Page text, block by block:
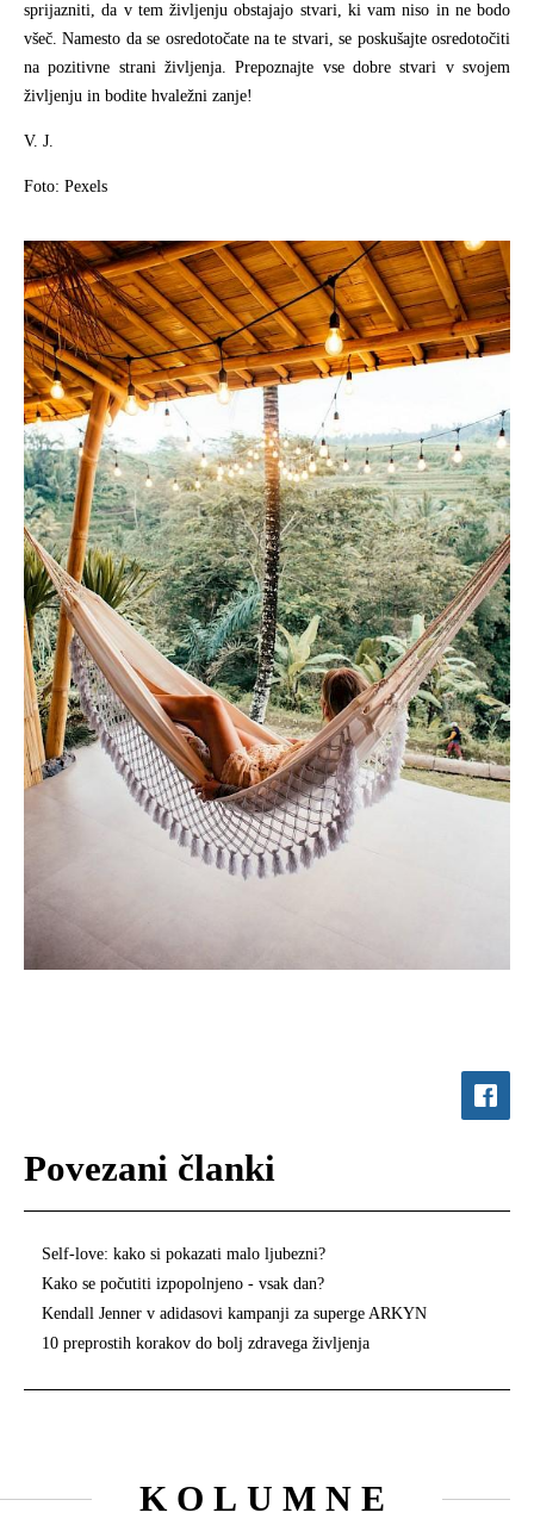
sprijazniti, da v tem življenju obstajajo stvari, ki vam niso in ne bodo
všeč. Namesto da se osredotočate na te stvari, se poskušajte osredotočiti
na pozitivne strani življenja. Prepoznajte vse dobre stvari v svojem
življenju in bodite hvaležni zanje!
V. J.
Foto: Pexels
Povezani članki
Self-love: kako si pokazati malo ljubezni?
Kako se počutiti izpopolnjeno - vsak dan?
Kendall Jenner v adidasovi kampanji za superge ARKYN
10 preprostih korakov do bolj zdravega življenja
KOLUMNE